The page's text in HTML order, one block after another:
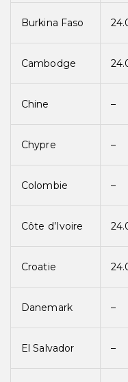
Burkina Faso
Cambodge
Chine –
Chypre –
Colombie –
Côte d’Ivoire
Croatie
Danemark –
El Salvador –